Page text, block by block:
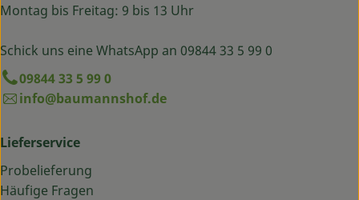
Montag bis Freitag: 9 bis 13 Uhr
Schick uns eine WhatsApp an 09844 33 5 99 0
09844 33 5 99 0
info@baumannshof.de
Lieferservice
Probelieferung
Häufige Fragen